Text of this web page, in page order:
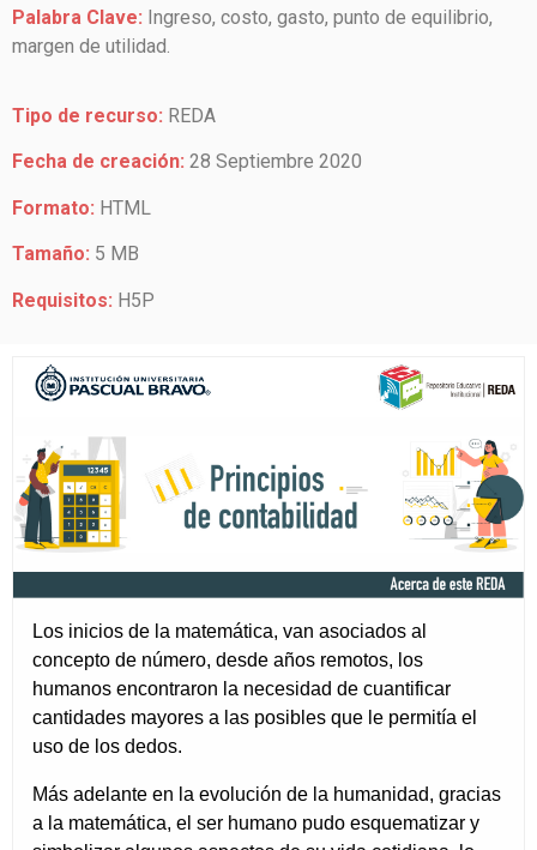
Palabra Clave: Ingreso, costo, gasto, punto de equilibrio,
margen de utilidad.
Tipo de recurso: REDA
Fecha de creación: 28 Septiembre 2020
Formato: HTML
Tamaño: 5 MB
Requisitos: H5P